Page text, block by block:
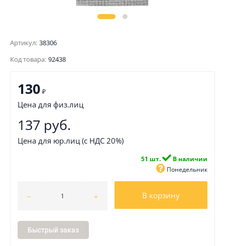
Артикул: 38306
Код товара: 92438
130 ₽
Цена для физ.лиц
137 руб.
Цена для юр.лиц (с НДС 20%)
51 шт.
В наличии
Понедельник
В корзину
Быстрый заказ